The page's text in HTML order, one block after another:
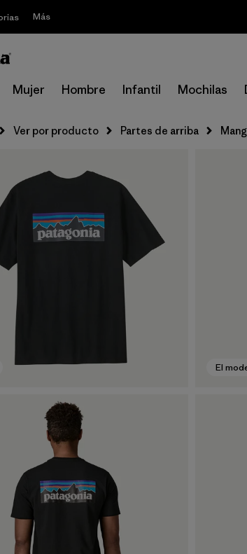
Más
Mujer Hombre Infantil Mochilas
Ver por producto Partes de arriba
El